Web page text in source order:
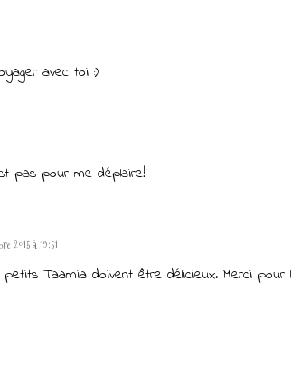
avec toi :)
pas pour me déplaire!
2015 à 19:51
Taamia doivent être délicieux. Merci